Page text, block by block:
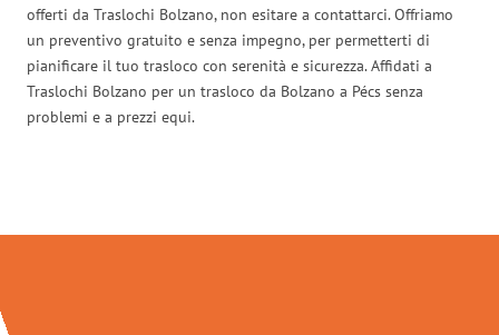
offerti da Traslochi Bolzano, non esitare a contattarci. Offriamo
un preventivo gratuito e senza impegno, per permetterti di
pianificare il tuo trasloco con serenità e sicurezza. Affidati a
Traslochi Bolzano per un trasloco da Bolzano a Pécs senza
problemi e a prezzi equi.